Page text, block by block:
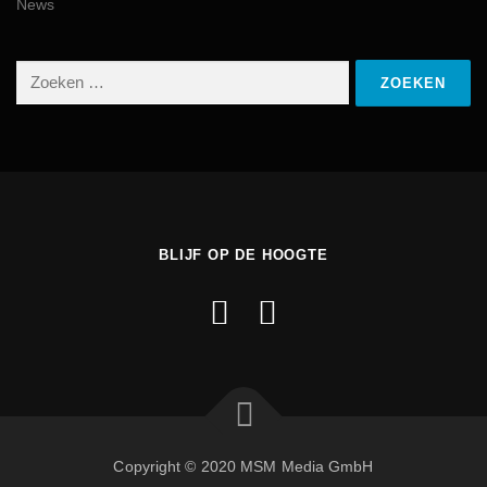
News
BLIJF OP DE HOOGTE
Copyright © 2020 MSM Media GmbH